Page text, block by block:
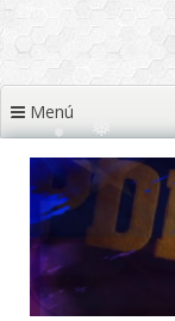
❅
❅
❅❅
Menú